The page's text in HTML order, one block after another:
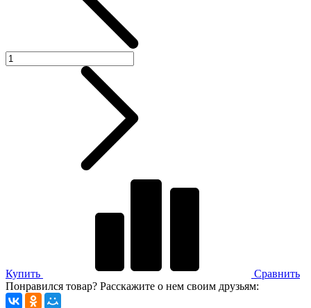
Купить
Сравнить
Понравился товар? Расскажите о нем своим друзьям: